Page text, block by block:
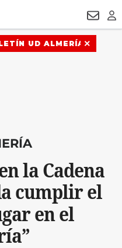
DRON UDA
la Cadena
cumplir el
en el